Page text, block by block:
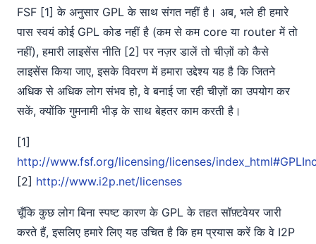
FSF [1] के अनुसार GPL के साथ संगत नहीं है। अब, भले ही हमारे
पास स्वयं कोई GPL कोड नहीं है (कम से कम core या router में तो
नहीं), हमारी लाइसेंस नीति [2] पर नज़र डालें तो चीज़ों को कैसे
लाइसेंस किया जाए, इसके विवरण में हमारा उद्देश्य यह है कि जितने
अधिक से अधिक लोग संभव हो, वे बनाई जा रही चीज़ों का उपयोग कर
सकें, क्योंकि गुमनामी भीड़ के साथ बेहतर काम करती है।
[1]
http://www.fsf.org/licensing/licenses/
[2] http://www.i2p.net/licenses
चूँकि कुछ लोग बिना स्पष्ट कारण के GPL के तहत सॉफ़्टवेयर जारी
करते हैं, इसलिए हमारे लिए यह उचित है कि हम प्रयास करें कि वे I2P